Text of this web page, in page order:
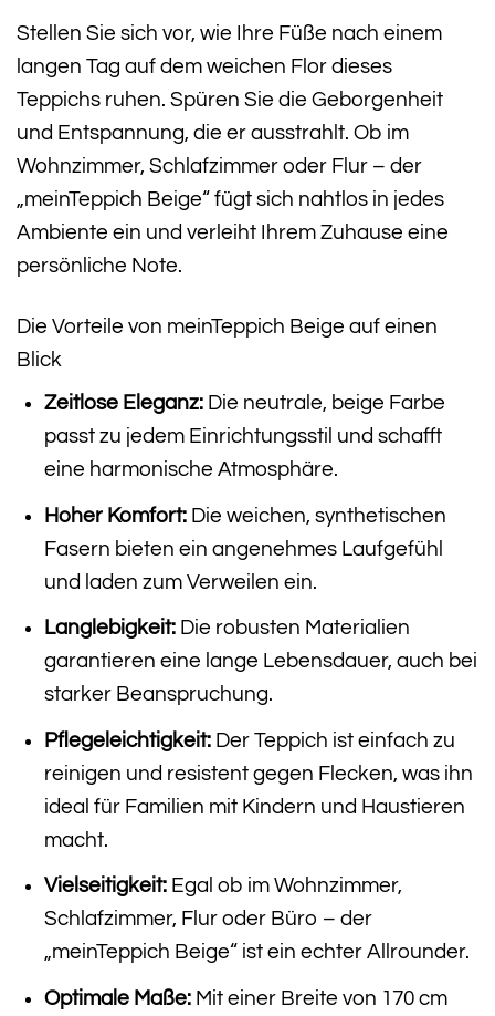
Stellen Sie sich vor, wie Ihre Füße nach einem
langen Tag auf dem weichen Flor dieses
Teppichs ruhen. Spüren Sie die Geborgenheit
und Entspannung, die er ausstrahlt. Ob im
Wohnzimmer, Schlafzimmer oder Flur – der
„meinTeppich Beige“ fügt sich nahtlos in jedes
Ambiente ein und verleiht Ihrem Zuhause eine
persönliche Note.
Die Vorteile von meinTeppich Beige auf einen
Blick
Zeitlose Eleganz:Die neutrale, beige Farbe
passt zu jedem Einrichtungsstil und schafft
eine harmonische Atmosphäre.
Hoher Komfort:Die weichen, synthetischen
Fasern bieten ein angenehmes Laufgefühl
und laden zum Verweilen ein.
Langlebigkeit:Die robusten Materialien
garantieren eine lange Lebensdauer, auch bei
starker Beanspruchung.
Pflegeleichtigkeit:Der Teppich ist einfach zu
reinigen und resistent gegen Flecken, was ihn
ideal für Familien mit Kindern und Haustieren
macht.
Vielseitigkeit:Egal ob im Wohnzimmer,
Schlafzimmer, Flur oder Büro – der
„meinTeppich Beige“ ist ein echter Allrounder.
Optimale Maße:Mit einer Breite von 170 cm